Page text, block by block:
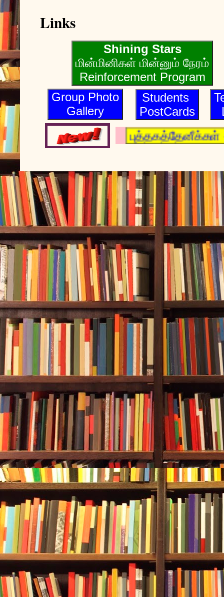
Links
Shining Stars
மின்மினிகள் மின்னும் நேரம்
Reinforcement Program
Group Photo
Gallery
Students
PostCards